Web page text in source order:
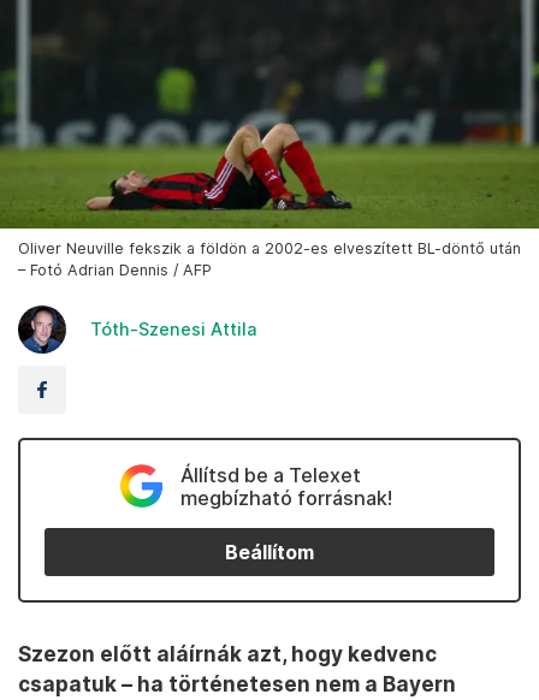
Oliver Neuville fekszik a földön a 2002-es elveszített BL-döntő után
– Fotó Adrian Dennis / AFP
Tóth-Szenesi Attila
Állítsd be a Telexet
megbízható forrásnak!
Beállítom
Szezon előtt aláírnák azt, hogy kedvenc
csapatuk – ha történetesen nem a Bayern